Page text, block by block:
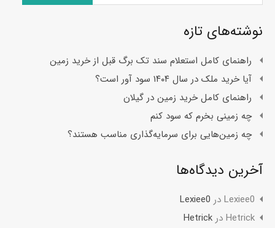
نوشته‌های تازه
راهنمای کامل استعلام سند تک برگ قبل از خرید زمین
آیا خرید ملک در سال ۱۴۰۴ سود آور است؟
راهنمای کامل خرید زمین در گیلان
چه زمینی بخرم که سود کنم
چه زمین‌هایی برای سرمایه‌گذاری مناسب هستند؟
آخرین دیدگاه‌ها
Lexiee0 در Lexiee0
Hetrick در Hetrick